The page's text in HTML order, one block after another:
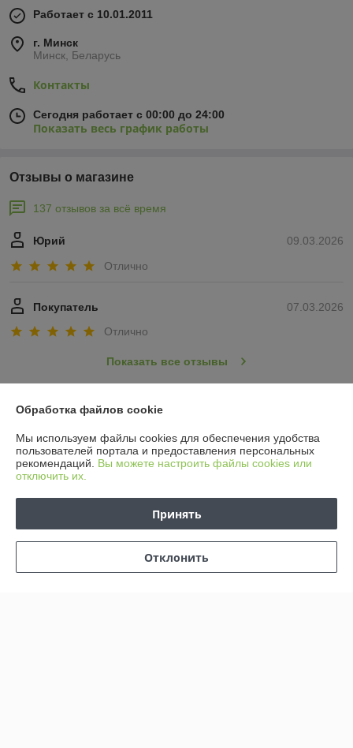
Работает с 10.01.2011
г. Минск
Минск, Беларусь
Контакты
Сегодня работает с 00:00 до 24:00
Показать весь график работы
Отзывы о магазине
137 отзывов за всё время
09.03.2026
Юрий
Отлично
07.03.2026
Покупатель
Отлично
Показать все отзывы
О нас
Контакты
График работы
Обработка файлов cookie
Мы используем файлы cookies для обеспечения удобства
пользователей портала и предоставления персональных
рекомендаций. Вы можете настроить файлы cookies или
отключить их.
Принять
Отклонить